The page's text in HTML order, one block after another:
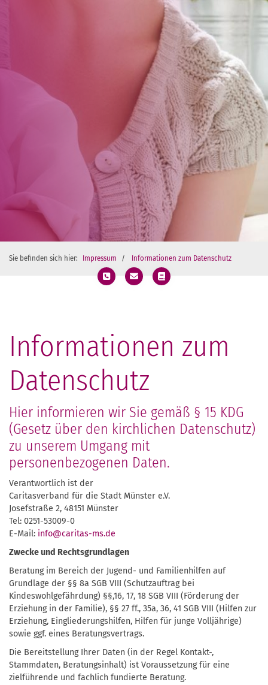
Sie befinden sich hier: Impressum Informationen zum Datenschutz
Informationen zum
Datenschutz
Hier informieren wir Sie gemäß § 15 KDG
(Gesetz über den kirchlichen Datenschutz)
zu unserem Umgang mit
personenbezogenen Daten.
Verantwortlich ist der
Caritasverband für die Stadt Münster e.V.
Josefstraße 2, 48151 Münster
Tel: 0251-53009-0
E-Mail: info@caritas-ms.de
Zwecke und Rechtsgrundlagen
Beratung im Bereich der Jugend- und Familienhilfen auf
Grundlage der §§ 8a SGB VIII (Schutzauftrag bei
Kindeswohlgefährdung) §§,16, 17, 18 SGB VIII (Förderung der
Erziehung in der Familie), §§ 27 ff., 35a, 36, 41 SGB VIII (Hilfen zur
Erziehung, Eingliederungshilfen, Hilfen für junge Volljährige)
sowie ggf. eines Beratungsvertrags.
Die Bereitstellung Ihrer Daten (in der Regel Kontakt-,
Stammdaten, Beratungsinhalt) ist Voraussetzung für eine
zielführende und fachlich fundierte Beratung.